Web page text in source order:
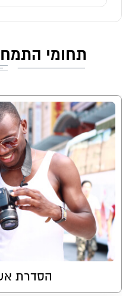
תחומי
הסדרת